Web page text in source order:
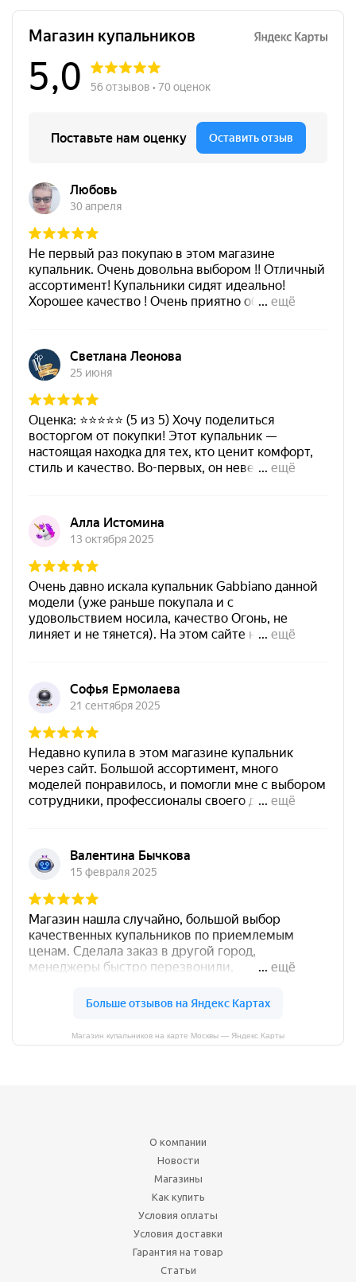
Магазин купальников на карте Москвы — Яндекс Карты
О компании
Новости
Магазины
Как купить
Условия оплаты
Условия доставки
Гарантия на товар
Статьи